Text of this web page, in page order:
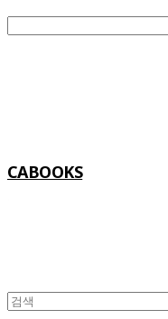
CABOOKS